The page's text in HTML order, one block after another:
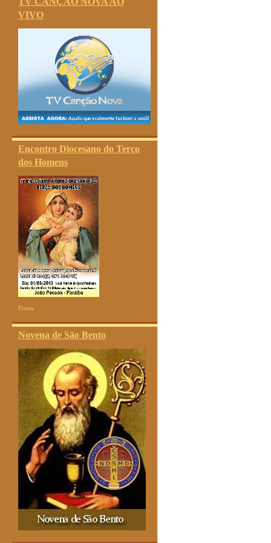
VIVO
Encontro Diocesano do Terço
dos Homens
Fotos
Novena de São Bento